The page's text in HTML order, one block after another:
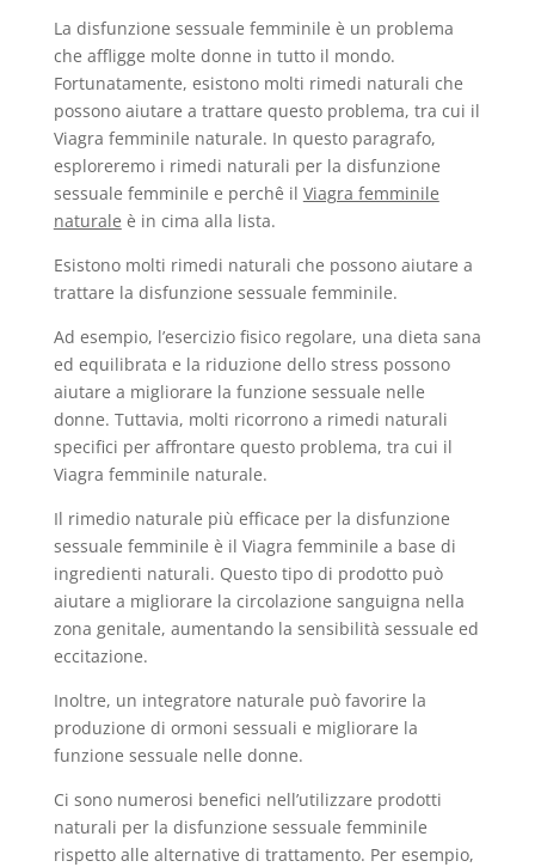
La disfunzione sessuale femminile è un problema
che affligge molte donne in tutto il mondo.
Fortunatamente, esistono molti rimedi naturali che
possono aiutare a trattare questo problema, tra cui il
Viagra femminile naturale. In questo paragrafo,
esploreremo i rimedi naturali per la disfunzione
sessuale femminile e perchê il Viagra femminile
naturale è in cima alla lista.
Esistono molti rimedi naturali che possono aiutare a
trattare la disfunzione sessuale femminile.
Ad esempio, l’esercizio fisico regolare, una dieta sana
ed equilibrata e la riduzione dello stress possono
aiutare a migliorare la funzione sessuale nelle
donne. Tuttavia, molti ricorrono a rimedi naturali
specifici per affrontare questo problema, tra cui il
Viagra femminile naturale.
Il rimedio naturale più efficace per la disfunzione
sessuale femminile è il Viagra femminile a base di
ingredienti naturali. Questo tipo di prodotto può
aiutare a migliorare la circolazione sanguigna nella
zona genitale, aumentando la sensibilità sessuale ed
eccitazione.
Inoltre, un integratore naturale può favorire la
produzione di ormoni sessuali e migliorare la
funzione sessuale nelle donne.
Ci sono numerosi benefici nell’utilizzare prodotti
naturali per la disfunzione sessuale femminile
rispetto alle alternative di trattamento. Per esempio,